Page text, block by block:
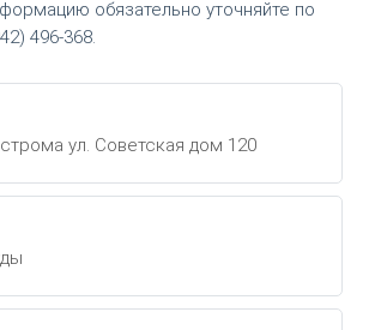
обязательно уточняйте по
496-368.
ул. Советская дом 120